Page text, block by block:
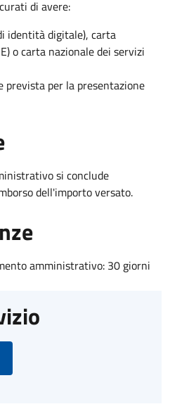
di avere:
identità digitale), carta
o carta nazionale dei servizi
per la presentazione
si conclude
dell'importo versato.
amministrativo: 30 giorni